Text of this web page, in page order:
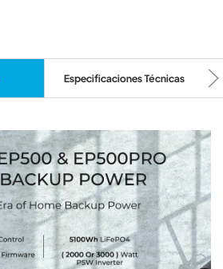
Especificaciones Técnicas